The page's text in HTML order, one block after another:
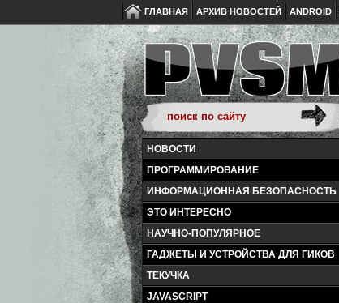
ГЛАВНАЯ АРХИВ НОВОСТЕЙ ANDROID
НОВОСТИ
ПРОГРАММИРОВАНИЕ
ИНФОРМАЦИОННАЯ БЕЗОПАСНОСТЬ
ЭТО ИНТЕРЕСНО
НАУЧНО-ПОПУЛЯРНОЕ
ГАДЖЕТЫ И УСТРОЙСТВА ДЛЯ ГИКОВ
ТЕКУЧКА
JAVASCRIPT